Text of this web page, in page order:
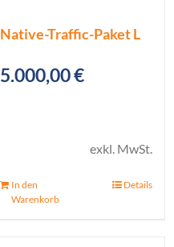
Native-Traffic-Paket L
5.000,00€
exkl. MwSt.
In den
Warenkorb
Details